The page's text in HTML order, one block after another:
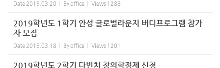
Date 2019.03.20 Byoffice Views 1288
2019학년도 1학기 안성 글로벌라운지 버디프로그램 참가
자 모집
Date 2019.03.18 Byoffice Views 1201
2019학년도 2학기 다빈치 창의학점제 신청